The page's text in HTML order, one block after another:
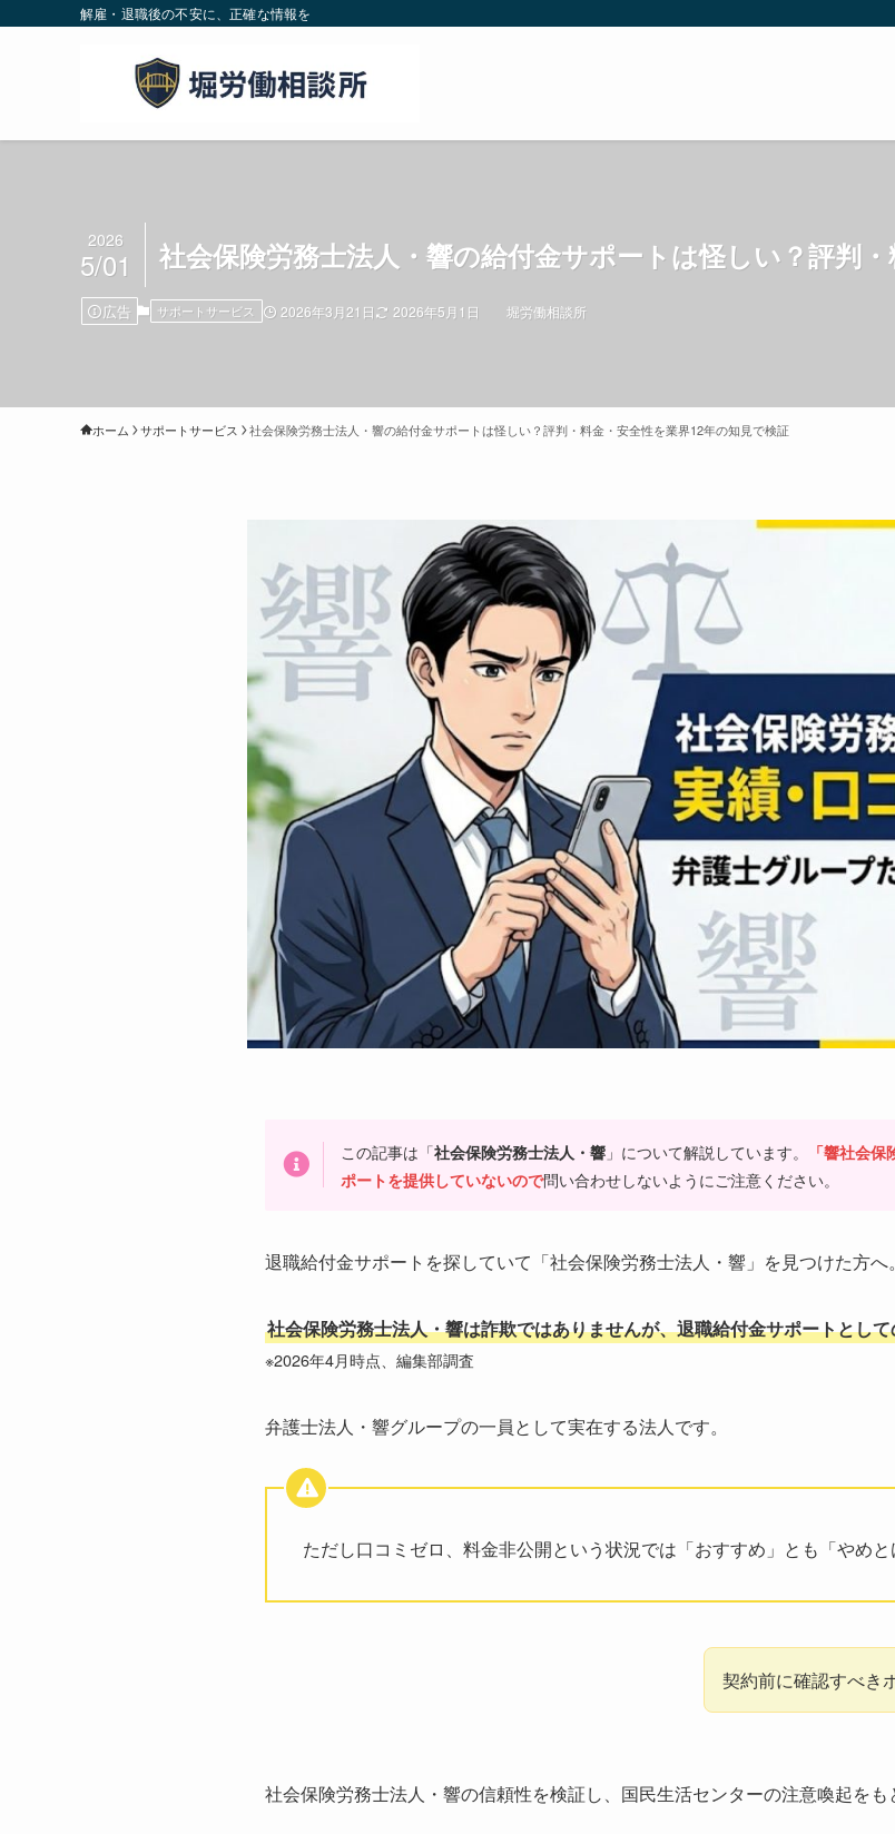
解雇・退職後の不安に、正確な情報を
社会保険労務士法人・響の給付金サポートは怪しい？評判
2026
5/01
広告 サポートサービス 2026年3月21日 2026年5月1日 堀労働相談所
ホーム サポートサービス 社会保険労務士法人・響の給付金サポートは怪しい？評判・料金・安全性を業界12年の知見で検証
この記事は「社会保険労務士法人・響 」について解説しています。
「響社会
ポートを提供していないので問い合わせしないようにご注意ください。
退職給付金サポートを探していて「社会保険労務士法人・響」を見つけた方へ。
社会保険労務士法人・響は詐欺ではありませんが、退職給付金サポートとし
※2026年4月時点、編集部調査
弁護士法人・響グループの一員として実在する法人です。
ただし口コミゼロ、料金非公開という状況では「おすすめ」とも「やめと
契約前に確認すべき
社会保険労務士法人・響の信頼性を検証し、国民生活センターの注意喚起をも